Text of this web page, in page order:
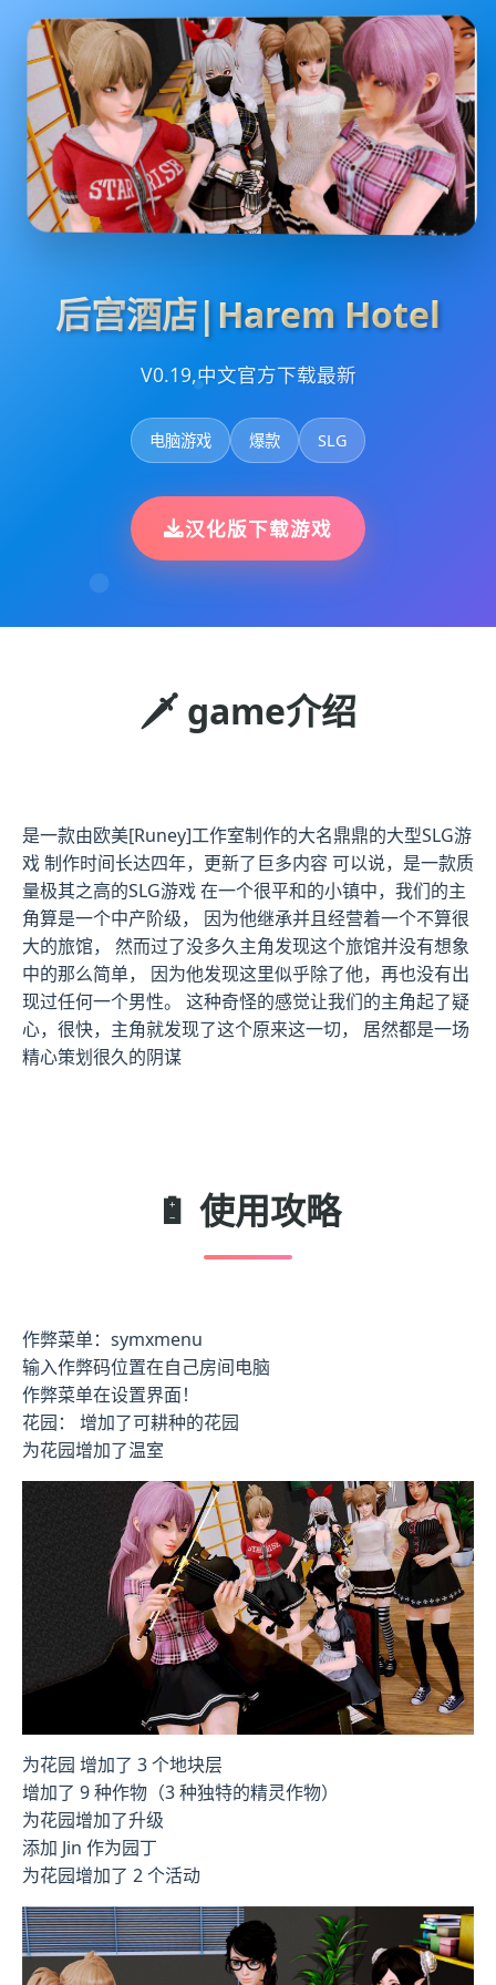
后宫酒店|Harem Hotel
V0.19,中文官方下载最新
电脑游戏 爆款 SLG
汉化版下载游戏
🗡️ game介绍
是一款由欧美[Runey]工作室制作的大名鼎鼎的大型SLG游
戏 制作时间长达四年，更新了巨多内容 可以说，是一款质
量极其之高的SLG游戏 在一个很平和的小镇中，我们的主
角算是一个中产阶级， 因为他继承并且经营着一个不算很
大的旅馆， 然而过了没多久主角发现这个旅馆并没有想象
中的那么简单， 因为他发现这里似乎除了他，再也没有出
现过任何一个男性。 这种奇怪的感觉让我们的主角起了疑
心，很快，主角就发现了这个原来这一切， 居然都是一场
精心策划很久的阴谋
🔋 使用攻略
作弊菜单：symxmenu
输入作弊码位置在自己房间电脑
作弊菜单在设置界面！
花园： 增加了可耕种的花园
为花园增加了温室
为花园 增加了 3 个地块层
增加了 9 种作物（3 种独特的精灵作物）
为花园增加了升级
添加 Jin 作为园丁
为花园增加了 2 个活动